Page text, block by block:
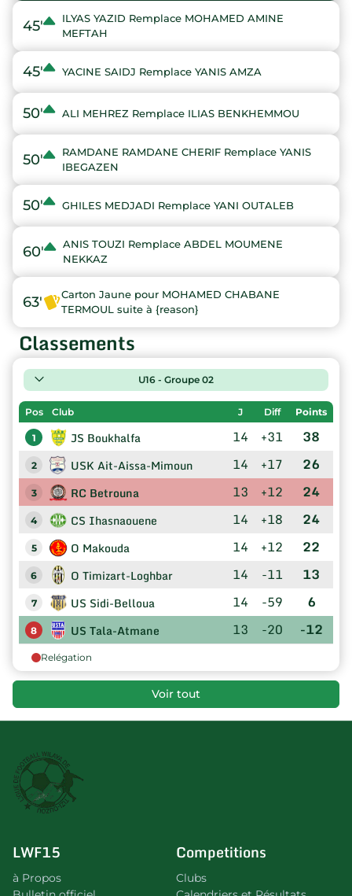
45'
ILYAS YAZID Remplace MOHAMED AMINE
MEFTAH
45' YACINE SAIDJ Remplace YANIS AMZA
50' ALI MEHREZ Remplace ILIAS BENKHEMMOU
50'
RAMDANE RAMDANE CHERIF Remplace YANIS
IBEGAZEN
50' GHILES MEDJADI Remplace YANI OUTALEB
60'
ANIS TOUZI Remplace ABDEL MOUMENE
NEKKAZ
63'
Carton Jaune pour MOHAMED CHABANE
TERMOUL suite à {reason}
Classements
U16 - Groupe 02
Pos Club J Diff Points
1 JS Boukhalfa 14 +31 38
2 USK Ait-Aissa-Mimoun 14 +17 26
3 RC Betrouna 13 +12 24
4 CS Ihasnaouene 14 +18 24
5 O Makouda 14 +12 22
6 O Timizart-Loghbar 14 -11 13
7 US Sidi-Belloua 14 -59 6
8 US Tala-Atmane 13 -20 -12
Relégation
Voir tout
LWF15
à Propos
Competitions
Clubs